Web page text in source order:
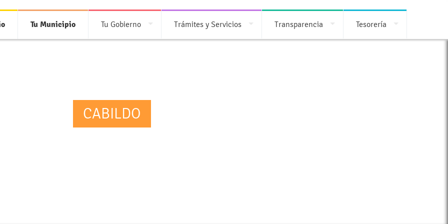
Tu Municipio Tu Gobierno Trámites y Servicios Transparencia Tesorería
CABILDO